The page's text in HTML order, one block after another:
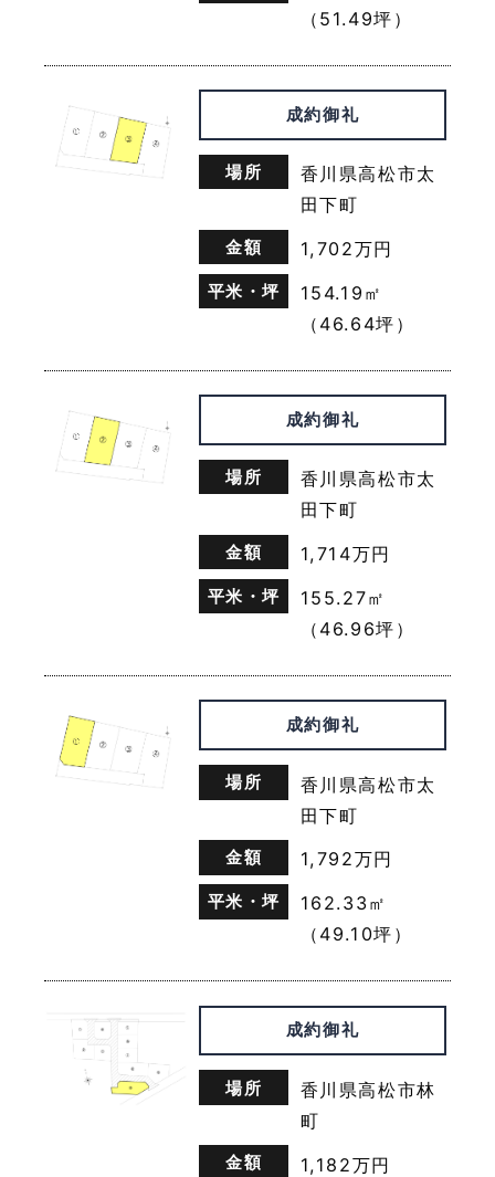
第３条（個人情報を収集・利用する目的）
りです。
（1）ユーザーに自分の登録情報の閲覧や修正，利用
状況の閲覧を行っていただくために，氏名，住所，連
絡先，支払方法などの登録情報，利用されたサービス
や購入された商品，およびそれらの代金などに関する
（2）ユーザーにお知らせや連絡をするためにメール
アドレスを利用する場合やユーザーに商品を送付した
り必要に応じて連絡したりするため，氏名や住所など
月日，住所，電話番号，銀行口座番号，クレジットカ
ード番号，運転免許証番号，配達証明付き郵便の到達
結果などの情報を利用する目的
（4）ユーザーに代金を請求するために，購入された
商品名や数量，利用されたサービスの種類や期間，回
数，請求金額，氏名，住所，銀行口座番号やクレジッ
トカード番号などの支払に関する情報などを利用する
（5）ユーザーが簡便にデータを入力できるようにす
るために，当社に登録されている情報を入力画面に表
示させたり，ユーザーのご指示に基づいて他のサービ
スなど（提携先が提供するものも含みます）に転送し
せたりするなど，本サービスの利用規約に違反したユ
ーザーや，不正・不当な目的でサービスを利用しよう
とするユーザーの利用をお断りするために，利用態
様，氏名や住所など個人を特定するための情報を利用
に，お問い合わせ内容や代金の請求に関する情報など
当社がユーザーに対してサービスを提供するにあたっ
て必要となる情報や，ユーザーのサービス利用状況，
第４条（個人情報の第三者提供）
当社は，次に掲げる場合を除いて，あらかじめユーザ
ーの同意を得ることなく，第三者に個人情報を提供す
ることはありません。ただし，個人情報保護法その他
の法令で認められる場合を除きます。
（51.49坪）
成約御礼
場所
香川県高松市太
田下町
金額 1,702万円
平米・坪
154.19㎡
（46.64坪）
成約御礼
場所
香川県高松市太
田下町
金額 1,714万円
平米・坪
155.27㎡
（46.96坪）
成約御礼
場所
香川県高松市太
田下町
金額 1,792万円
平米・坪
162.33㎡
（49.10坪）
成約御礼
場所
香川県高松市林
町
金額 1,182万円